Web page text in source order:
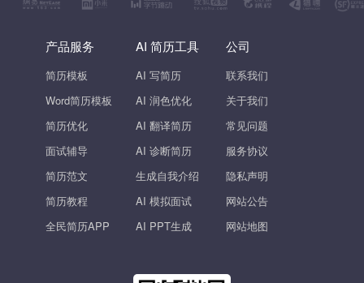
产品服务
简历模板
Word简历模板
简历优化
面试辅导
简历范文
简历教程
全民简历APP
AI 简历工具
AI 写简历
AI 润色优化
AI 翻译简历
AI 诊断简历
生成自我介绍
AI 模拟面试
AI PPT生成
公司
联系我们
关于我们
常见问题
服务协议
隐私声明
网站公告
网站地图